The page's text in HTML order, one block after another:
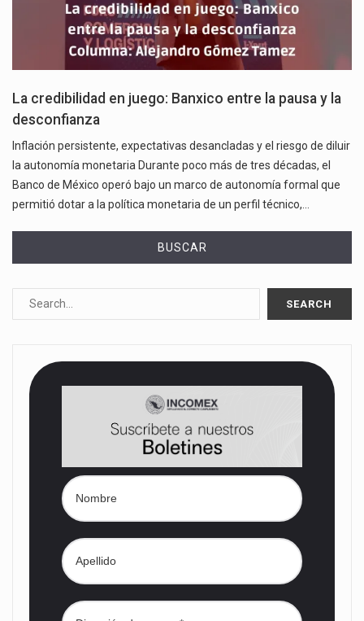
La credibilidad en juego: Banxico entre la pausa y la
desconfianza
Inflación persistente, expectativas desancladas y el riesgo de diluir
la autonomía monetaria Durante poco más de tres décadas, el
Banco de México operó bajo un marco de autonomía formal que
permitió dotar a la política monetaria de un perfil técnico,…
BUSCAR